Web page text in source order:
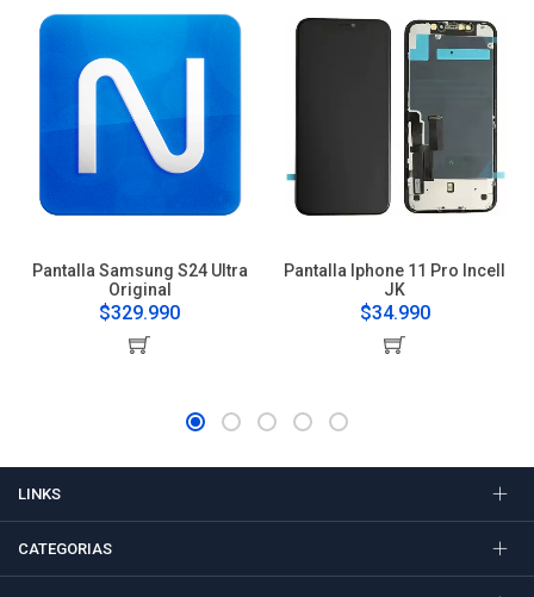
Pantalla Samsung S24 Ultra
Original
$329.990
Pantalla Iphone 11 Pro Incell
JK
$34.990
LINKS
CATEGORIAS